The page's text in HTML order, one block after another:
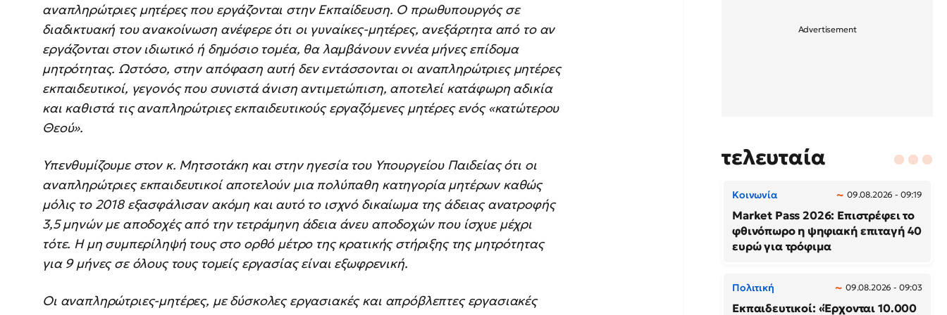
αναπληρώτριες μητέρες που εργάζονται στην Εκπαίδευση. Ο πρωθυπουργός σε
διαδικτυακή του ανακοίνωση ανέφερε ότι οι γυναίκες-μητέρες, ανεξάρτητα από το αν
εργάζονται στον ιδιωτικό ή δημόσιο τομέα, θα λαμβάνουν εννέα μήνες επίδομα
μητρότητας. Ωστόσο, στην απόφαση αυτή δεν εντάσσονται οι αναπληρώτριες μητέρες
εκπαιδευτικοί, γεγονός που συνιστά άνιση αντιμετώπιση, αποτελεί κατάφωρη αδικία
και καθιστά τις αναπληρώτριες εκπαιδευτικούς εργαζόμενες μητέρες ενός «κατώτερου
Θεού».
Υπενθυμίζουμε στον κ. Μητσοτάκη και στην ηγεσία του Υπουργείου Παιδείας ότι οι
αναπληρώτριες εκπαιδευτικοί αποτελούν μια πολύπαθη κατηγορία μητέρων καθώς
μόλις το 2018 εξασφάλισαν ακόμη και αυτό το ισχνό δικαίωμα της άδειας ανατροφής
3,5 μηνών με αποδοχές από την τετράμηνη άδεια άνευ αποδοχών που ίσχυε μέχρι
τότε. Η μη συμπερίληψή τους στο ορθό μέτρο της κρατικής στήριξης της μητρότητας
για 9 μήνες σε όλους τους τομείς εργασίας είναι εξωφρενική.
Οι αναπληρώτριες-μητέρες, με δύσκολες εργασιακές και απρόβλεπτες εργασιακές
τελευταία
Κοινωνία 09.08.2026 - 09:19
Market Pass 2026: Επιστρέφει το
φθινόπωρο η ψηφιακή επιταγή 40
ευρώ για τρόφιμα
Πολιτική 09.08.2026 - 09:03
Εκπαιδευτικοί: «Έρχονται 10.000